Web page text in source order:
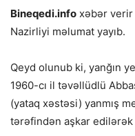
Bineqedi.info xəbər verir
Nazirliyi məlumat yayıb.
Qeyd olunub ki, yanğın
1960-cı il təvəllüdlü
(yataq xəstəsi) yanmış
tərəfindən aşkar